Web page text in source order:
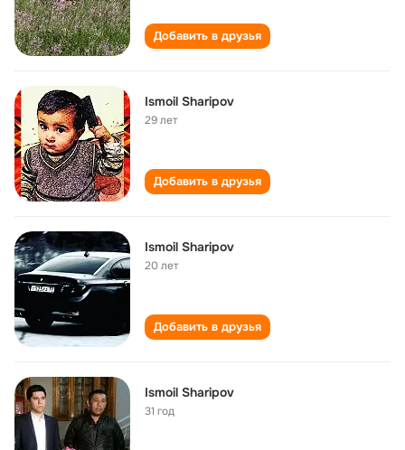
Добавить в друзья
Ismoil Sharipov
29 лет
Добавить в друзья
Ismoil Sharipov
20 лет
Добавить в друзья
Ismoil Sharipov
31 год